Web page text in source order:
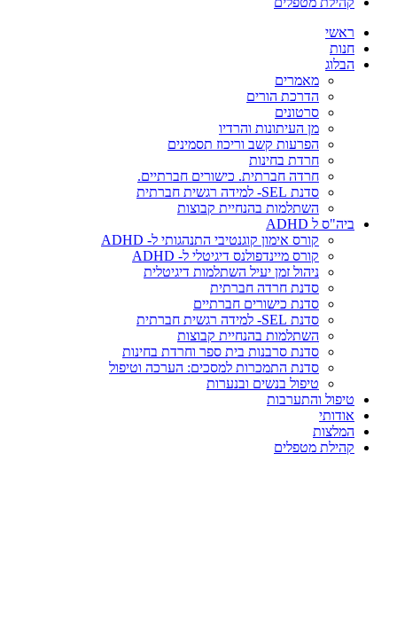
ראשי
חנות
הבלוג
מאמרים
הדרכת הורים
סרטונים
מן העיתונות והרדיו
הפרעות קשב וריכוז תסמינים
חרדת בחינות
חרדה חברתית. כישורים חברתיים.
סדנת SEL- למידה רגשית חברתית
השתלמות בהנחיית קבוצות
ביה"ס ל ADHD
קורס אימון קוגנטיבי התנהגותי ל- ADHD
קורס מיינדפולנס דיגיטלי ל- ADHD
ניהול זמן יעיל השתלמות דיגיטלית
סדנת חרדה חברתית
סדנת כישורים חברתיים
סדנת SEL- למידה רגשית חברתית
השתלמות בהנחיית קבוצות
סדנת סרבנות בית ספר וחרדת בחינות
סדנת התמכרות למסכים: הערכה וטיפול
טיפול בנשים ובנערות
טיפול והתערבות
אודותי
המלצות
קהילת מטפלים